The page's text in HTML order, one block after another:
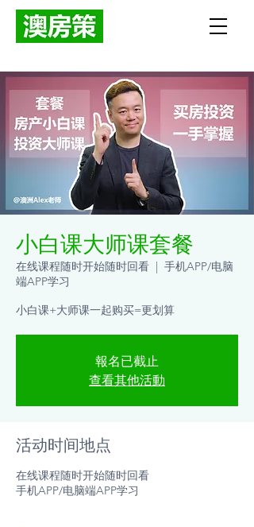
小白课大师课套餐
在线课程随时开始随时回看
  |
手机APP/电脑
端APP学习
小白课+大师课一起购买=更划算
報名已截止
查看其他活動
活动时间地点
在线课程随时开始随时回看
手机APP/电脑端APP学习